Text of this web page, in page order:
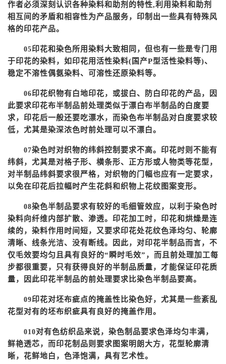
作者必须深刻认识各种染料和助剂的特性,利用染料和助剂
相互间的矛盾和相容性为产品服务，印制出一些具有特殊风
格的印花产品。
05印花和染色所用染料大致相同，但也有一些是专门用
于印花的染料，如印花用活性染料(国产P型活性染料等)、
稳定不溶性偶氨染料、可溶性还原染料等。
06印花织物有白地印花，或拔白、防白印花的产品，因
此要求印花布半制品前处理类似于漂白布半制品的白度要
求，印花后一般还要吃漂水，而染色布半制品对白度要求较
低，尤其是染深浓色时前处理可以不漂白。
07染色时对织物的纬斜控制要求不高。印花时则不能有
纬斜，尤其是对格子形、横条形、正方形或人物类等花型，
对半制品纬斜要求很严格，对织物的门幅也应有一定要求，
以免在印花后拉幅时产生花斜和织物上花纹图案变形。
08染色半制品要求有较好的毛细管效应，以利于染色时
染料向纤维内部扩散、渗透。印花加工时，印花和烘燥是连
续的，染料作用时间短，又要求印花处花纹色泽均匀、轮廓
清晰、线条光洁、没有断线。因此，对印花半制品而言，不
仅毛效要均匀且具有良好的“瞬时毛效”，而且前处理加工每
步都很重要，只有获得良好的半制品质量，才能保证印花质
量，因此印花半制品的前处理要求比染色半制品要高。
09印花对坯布疵点的掩盖性比染色好，尤其是一些紊乱
花型对有的坯布织疵具有良好的掩盖作用。
010对有色纺织品来说，染色制品要求色泽均匀丰满，
鲜艳透芯，而印花制品则要求图案明朗大方，花型轮廓清
晰，花鲜地白，色泽饱满，具有艺术性。